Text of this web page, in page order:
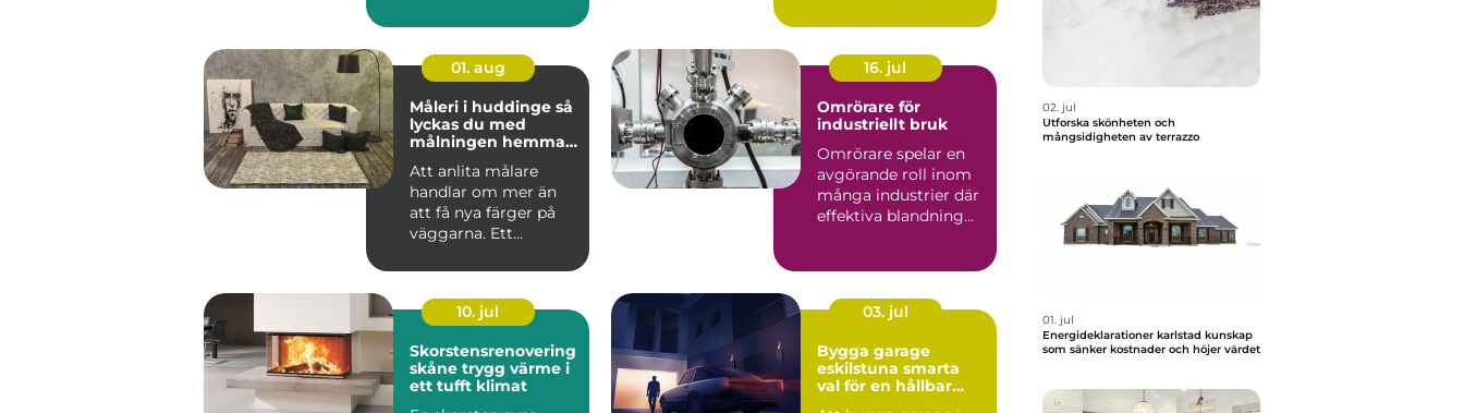
d...
01. aug
Måleri i huddinge så
lyckas du med
målningen hemma
Att anlita målare
handlar om mer än
att få nya färger på
väggarna. Ett
måleriarbete skydd...
16. jul
Omrörare för
industriellt bruk
Omrörare spelar en
avgörande roll inom
många industrier där
effektiva blandning...
10. jul
Skorstensrenovering
skåne trygg värme i
ett tufft klimat
03. jul
Bygga garage
eskilstuna smarta
val för en hållbar
02. jul
Utforska skönheten och
mångsidigheten av terrazzo
01. jul
Energideklarationer karlstad kunskap
som sänker kostnader och höjer värdet